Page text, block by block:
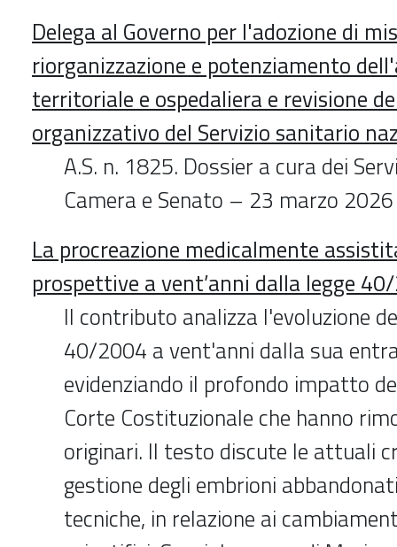
Delega al Governo per l'adozione di
riorganizzazione e potenziamento
territoriale e ospedaliera e revisione
organizzativo del Servizio sanitario
A.S. n. 1825. Dossier a cura dei
Camera e Senato – 23 marzo 2026
La procreazione medicalmente
prospettive a vent’anni dalla legge
Il contributo analizza l'evoluzione
40/2004 a vent'anni dalla sua
evidenziando il profondo impatto
Corte Costituzionale che hanno
originari. Il testo discute le attuali
gestione degli embrioni
tecniche, in relazione ai